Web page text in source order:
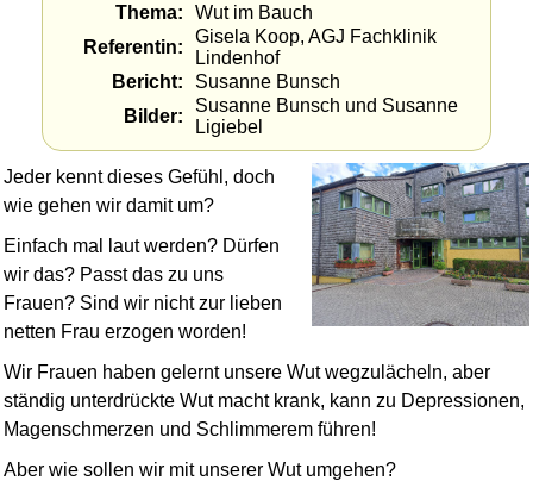
Thema
Wut im Bauch
Referentin
Gisela Koop, AGJ Fachklinik
Lindenhof
Bericht
Susanne Bunsch
Bilder
Susanne Bunsch und Susanne
Ligiebel
Jeder kennt dieses Gefühl, doch
wie gehen wir damit um?
Einfach mal laut werden? Dürfen
wir das? Passt das zu uns
Frauen? Sind wir nicht zur lieben
netten Frau erzogen worden!
Wir Frauen haben gelernt unsere Wut wegzulächeln, aber
ständig unterdrückte Wut macht krank, kann zu Depressionen,
Magenschmerzen und Schlimmerem führen!
Aber wie sollen wir mit unserer Wut umgehen?